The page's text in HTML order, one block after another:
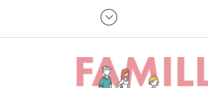
Panneau de gestion des cookies